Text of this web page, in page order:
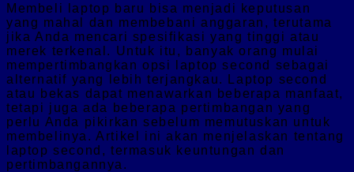
Membeli laptop baru bisa menjadi keputusan
yang mahal dan membebani anggaran, terutama
jika Anda mencari spesifikasi yang tinggi atau
merek terkenal. Untuk itu, banyak orang mulai
mempertimbangkan opsi laptop second sebagai
alternatif yang lebih terjangkau. Laptop second
atau bekas dapat menawarkan beberapa manfaat,
tetapi juga ada beberapa pertimbangan yang
perlu Anda pikirkan sebelum memutuskan untuk
membelinya. Artikel ini akan menjelaskan tentang
laptop second, termasuk keuntungan dan
pertimbangannya.